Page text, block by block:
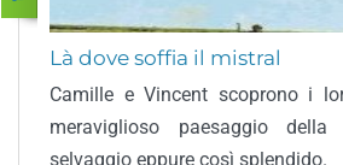
Là dove soffia il mistral
Camille e Vincent scoprono i
meraviglioso paesaggio della
selvaggio eppure così splendido.